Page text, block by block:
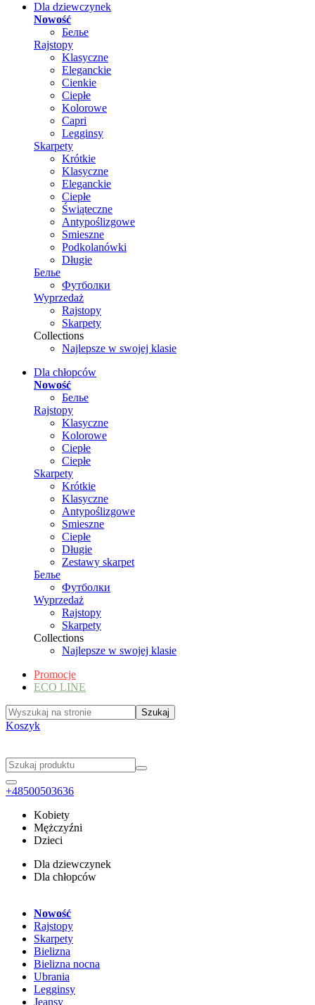
Dla dziewczynek
Nowość
Белье
Rajstopy
Klasyczne
Eleganckie
Cienkie
Ciepłe
Kolorowe
Capri
Legginsy
Skarpety
Krótkie
Klasyczne
Eleganckie
Ciepłe
Świąteczne
Antypoślizgowe
Smieszne
Podkolanówki
Długie
Белье
Футболки
Wyprzedaż
Rajstopy
Skarpety
Collections
Najlepsze w swojej klasie
Dla chłopców
Nowość
Белье
Rajstopy
Klasyczne
Kolorowe
Ciepłe
Ciepłe
Skarpety
Krótkie
Klasyczne
Antypoślizgowe
Smieszne
Ciepłe
Długie
Zestawy skarpet
Белье
Футболки
Wyprzedaż
Rajstopy
Skarpety
Collections
Najlepsze w swojej klasie
Promocje
ECO LINE
Koszyk
+48500503636
Kobiety
Mężczyźni
Dzieci
Dla dziewczynek
Dla chłopców
Nowość
Rajstopy
Skarpety
Bielizna
Bielizna nocna
Ubrania
Legginsy
Jeansy